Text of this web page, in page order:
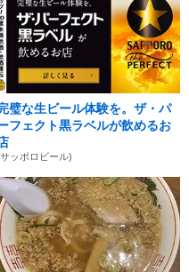
璧な生ビール体験を。ザ・パ
フェクト黒ラベルが飲めるお
ッポロビール)